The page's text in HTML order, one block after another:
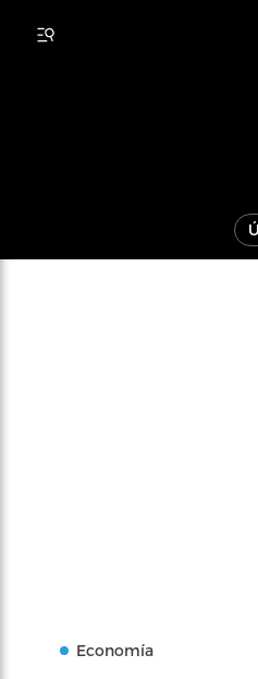
Economía